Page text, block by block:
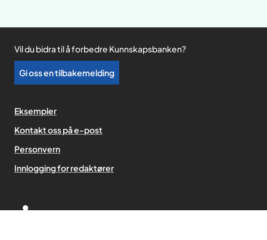
Vil du bidra til å forbedre Kunnskapsbanken?
Gi oss en tilbakemelding
Eksempler
Kontakt oss på e-post
Personvern
Innlogging for redaktører